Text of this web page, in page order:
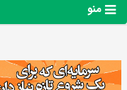
منو